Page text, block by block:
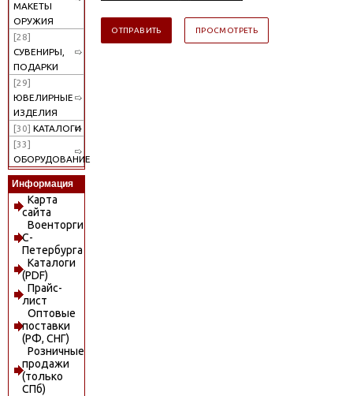
МАКЕТЫ
ОРУЖИЯ
[28]
СУВЕНИРЫ,
ПОДАРКИ
[29]
ЮВЕЛИРНЫЕ
ИЗДЕЛИЯ
[30] КАТАЛОГИ
[33]
ОБОРУДОВАНИЕ
Информация
Карта
сайта
Военторги
С-
Петербурга
Каталоги
(PDF)
Прайс-
лист
Оптовые
поставки
(РФ, СНГ)
Розничные
продажи
(только
СПб)